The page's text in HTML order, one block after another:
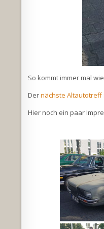
So kommt immer mal
Dernächste Altautotreff
Hier noch ein paar